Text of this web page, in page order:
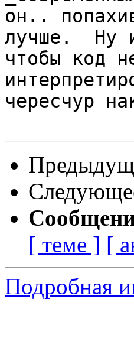
он..
лучше.  Ну
чтобы код
чересчур
[ теме ] [
Подробная